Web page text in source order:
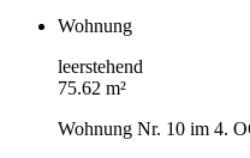
Wohnung
leerstehend
75.62 m²
Wohnung Nr. 10 im 4.